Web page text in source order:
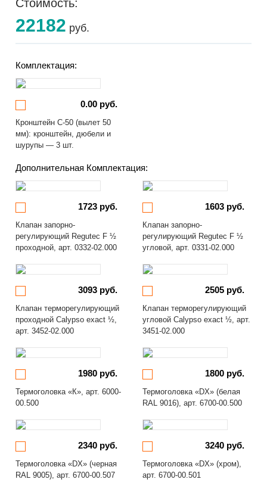
Стоимость:
22182 руб.
Комплектация:
0.00 руб.
Кронштейн С-50 (вылет 50
мм): кронштейн, дюбели и
шурупы — 3 шт.
Дополнительная Комплектация:
1723 руб.
Клапан запорно-
регулирующий Regutec F ½
проходной, арт. 0332-02.000
1603 руб.
Клапан запорно-
регулирующий Regutec F ½
угловой, арт. 0331-02.000
3093 руб.
Клапан терморегулирующий
проходной Calypso exact ½,
арт. 3452-02.000
2505 руб.
Клапан терморегулирующий
угловой Calypso exact ½, арт.
3451-02.000
1980 руб.
Термоголовка «К», арт. 6000-
00.500
1800 руб.
Термоголовка «DX» (белая
RAL 9016), арт. 6700-00.500
2340 руб.
Термоголовка «DX» (черная
RAL 9005), арт. 6700-00.507
3240 руб.
Термоголовка «DX» (хром),
арт. 6700-00.501